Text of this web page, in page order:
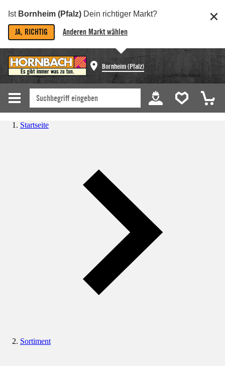
Ist Bornheim (Pfalz) Dein richtiger Markt?
JA, RICHTIG Anderen Markt wählen
Bornheim (Pfalz)
Startseite
Sortiment